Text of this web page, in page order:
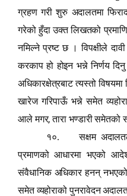
ग्रहण गरी शुरु अदालतमा फिराद
गरेको हुँदा उक्त लिखतको
नमिल्ने प्रष्ट छ । विपक्षीले
करकाप हो होइन भन्ने निर्णय
अधिकारक्षेत्रबाट त्यस्तो
खारेज गरिपाऊँ भन्ने समेत
आले मगर,तारा भण्डारी
१०. सक्षम अदालतले
प्रमाणको आधारमा भएको
संवैधानिक अधिकार हनन् नभएको
समेत व्यहोराको पुनरावेदन